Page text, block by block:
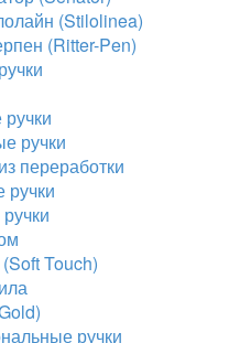
(Stilolinea)
(Ritter-Pen)
ручки
переработки
ручки
Touch)
ручки